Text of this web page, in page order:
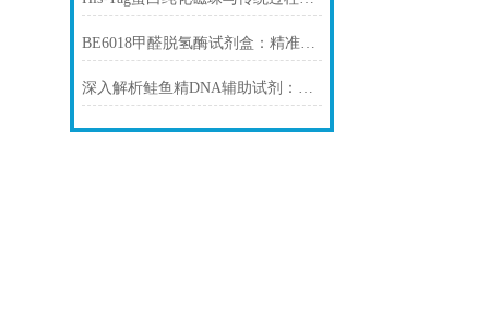
BE6018甲醛脱氢酶试剂盒：精准检测赋能多领域，标准化流程破解行业痛点
深入解析鲑鱼精DNA辅助试剂：原理、特性与规范操作